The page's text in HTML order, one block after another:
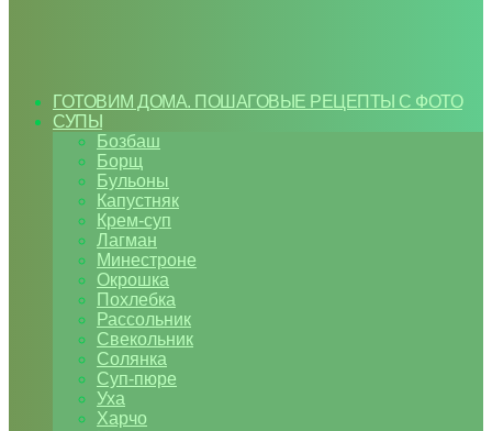
ГОТОВИМ ДОМА. ПОШАГОВЫЕ РЕЦЕПТЫ С ФОТО
СУПЫ
Бозбаш
Борщ
Бульоны
Капустняк
Крем-суп
Лагман
Минестроне
Окрошка
Похлебка
Рассольник
Свекольник
Солянка
Суп-пюре
Уха
Харчо